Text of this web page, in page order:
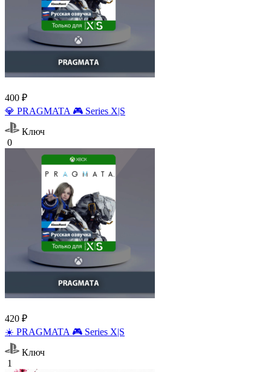
400 ₽
💎 PRAGMATA 🎮 Series X|S
Ключ
0
420 ₽
☀️ PRAGMATA 🎮 Series X|S
Ключ
1